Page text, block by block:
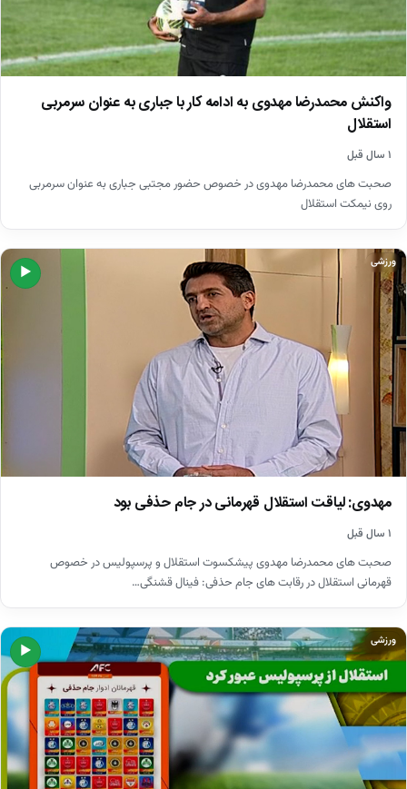
واکنش محمدرضا مهدوی به ادامه کار با جباری به عنوان سرمربی
استقلال
۱ سال قبل
صحبت های محمدرضا مهدوی در خصوص حضور مجتبی جباری به عنوان سرمربی
روی نیمکت استقلال
▶
ورزشی
مهدوی: لیاقت استقلال قهرمانی در جام حذفی بود
۱ سال قبل
صحبت های محمدرضا مهدوی پیشکسوت استقلال و پرسپولیس در خصوص
قهرمانی استقلال در رقابت های جام حذفی: فینال قشنگی…
▶
ورزشی